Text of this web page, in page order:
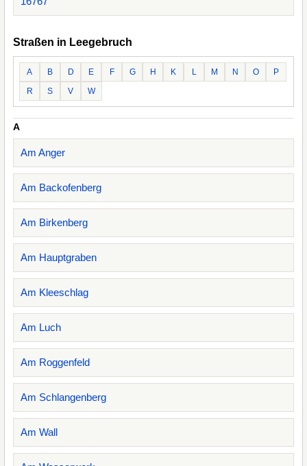
Straßen in Leegebruch
A B D E F G H K L M N O
P
R
S V W
A
Am Anger
Am Backofenberg
Am Birkenberg
Am Hauptgraben
Am Kleeschlag
Am Luch
Am Roggenfeld
Am Schlangenberg
Am Wall